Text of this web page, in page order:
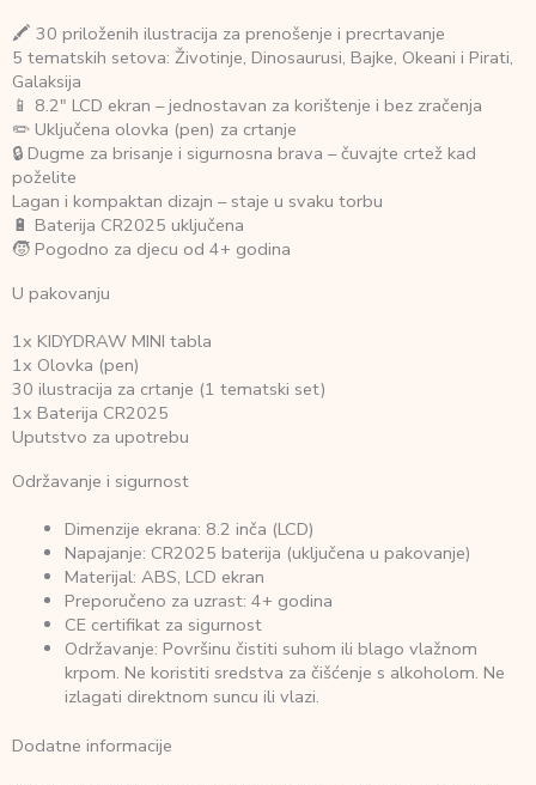
🖍️ 30 priloženih ilustracija za prenošenje i precrtavanje
5 tematskih setova: Životinje, Dinosaurusi, Bajke, Okeani i Pirati,
Galaksija
📱 8.2″ LCD ekran – jednostavan za korištenje i bez zračenja
✏️ Uključena olovka (pen) za crtanje
🔒 Dugme za brisanje i sigurnosna brava – čuvajte crtež kad
poželite
Lagan i kompaktan dizajn – staje u svaku torbu
🔋 Baterija CR2025 uključena
🧒 Pogodno za djecu od 4+ godina
U pakovanju
1x KIDYDRAW MINI tabla
1x Olovka (pen)
30 ilustracija za crtanje (1 tematski set)
1x Baterija CR2025
Uputstvo za upotrebu
Održavanje i sigurnost
Dimenzije ekrana: 8.2 inča (LCD)
Napajanje: CR2025 baterija (uključena u pakovanje)
Materijal: ABS, LCD ekran
Preporučeno za uzrast: 4+ godina
CE certifikat za sigurnost
Održavanje: Površinu čistiti suhom ili blago vlažnom
krpom. Ne koristiti sredstva za čišćenje s alkoholom. Ne
izlagati direktnom suncu ili vlazi.
Dodatne informacije